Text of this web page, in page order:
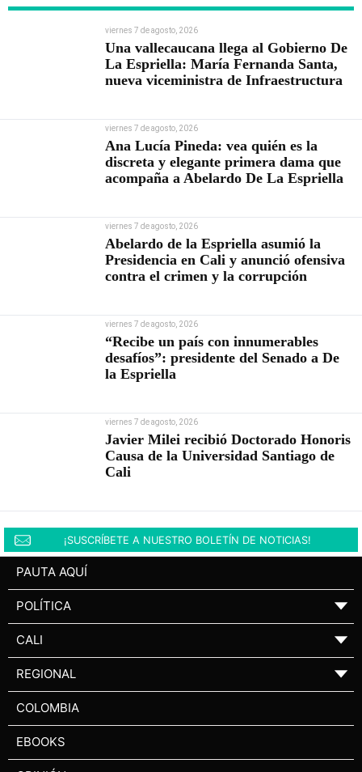
viernes 7 de agosto, 2026
Una vallecaucana llega al Gobierno De
La Espriella: María Fernanda Santa,
nueva viceministra de Infraestructura
viernes 7 de agosto, 2026
Ana Lucía Pineda: vea quién es la
discreta y elegante primera dama que
acompaña a Abelardo De La Espriella
viernes 7 de agosto, 2026
Abelardo de la Espriella asumió la
Presidencia en Cali y anunció ofensiva
contra el crimen y la corrupción
viernes 7 de agosto, 2026
“Recibe un país con innumerables
desafíos”: presidente del Senado a De
la Espriella
viernes 7 de agosto, 2026
Javier Milei recibió Doctorado Honoris
Causa de la Universidad Santiago de
Cali
¡SUSCRÍBETE A NUESTRO BOLETÍN DE NOTICIAS!
PAUTA AQUÍ
POLÍTICA ▼
CALI ▼
REGIONAL ▼
COLOMBIA
EBOOKS